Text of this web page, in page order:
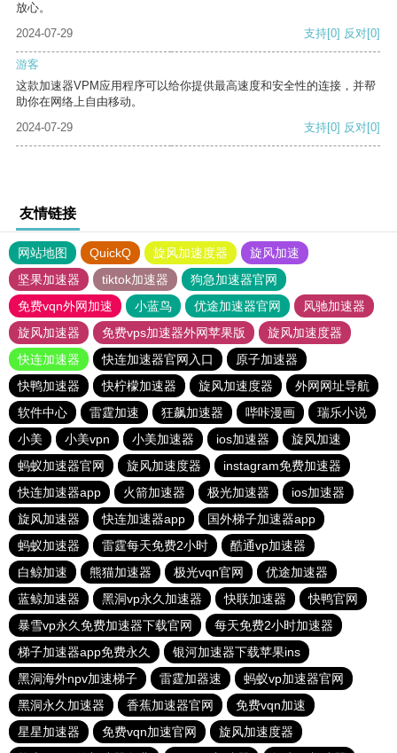
放心。
2024-07-29
支持[0] 反对[0]
游客
这款加速器VPM应用程序可以给你提供最高速度和安全性的连接，并帮
助你在网络上自由移动。
2024-07-29
支持[0] 反对[0]
友情链接
网站地图 QuickQ 旋风加速度器
旋风加速
坚果加速器
tiktok加速器
狗急加速器官网
免费vqn外网加速
小蓝鸟 优途加速器官网
风驰加速器
旋风加速器
免费vps加速器外网苹果版
旋风加速度器
快连加速器
快连加速器官网入口
原子加速器
快鸭加速器
快柠檬加速器 旋风加速度器
外网网址导航
软件中心
雷霆加速 狂飙加速器 哔咔漫画
瑞乐小说
小美
小美vpn 小美加速器 ios加速器
旋风加速
蚂蚁加速器官网
旋风加速度器
instagram免费加速器
快连加速器app
火箭加速器 极光加速器
ios加速器
旋风加速器
快连加速器app
国外梯子加速器app
蚂蚁加速器
雷霆每天免费2小时
酷通vp加速器
白鲸加速
熊猫加速器 极光vqn官网
优途加速器
蓝鲸加速器
黑洞vp永久加速器 快联加速器
快鸭官网
暴雪vp永久免费加速器下载官网
每天免费2小时加速器
梯子加速器app免费永久
银河加速器下载苹果ins
黑洞海外npv加速梯子
雷霆加器速
蚂蚁vp加速器官网
黑洞永久加速器
香蕉加速器官网
免费vqn加速
星星加速器
免费vqn加速官网
旋风加速度器